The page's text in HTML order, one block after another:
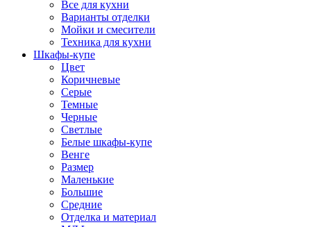
Все для кухни
Варианты отделки
Мойки и смесители
Техника для кухни
Шкафы-купе
Цвет
Коричневые
Серые
Темные
Черные
Светлые
Белые шкафы-купе
Венге
Размер
Маленькие
Большие
Средние
Отделка и материал